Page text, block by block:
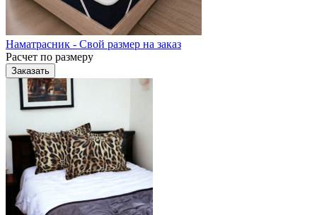
Наматрасник - Свой размер на заказ
Расчет по размеру
Заказать